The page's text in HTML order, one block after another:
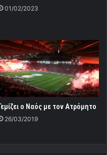
01/02/2023
ο Ναός με τον Ατρόμητο
26/03/2019